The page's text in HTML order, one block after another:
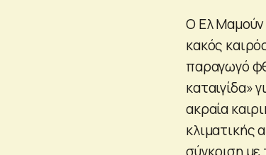
Ο Ελ Μαμούν
κακός
παραγωγό
καταιγίδα»
ακραία
κλιματικής